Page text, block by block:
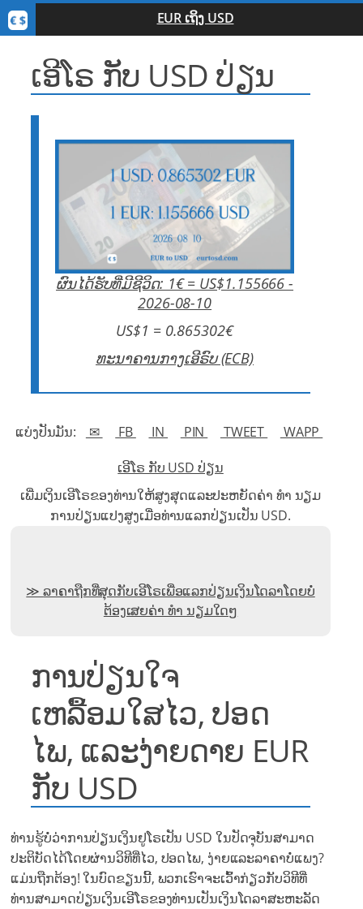
EUR ເຖິງ USD
ເອີໂຣ ກັບ USD ປ່ຽນ
ຜົນໄດ້ຮັບທີ່ມີຊີວິດ: 1€ = US$1.155666 -
2026-08-10
US$1 = 0.865302€
ທະນາຄານກາງເອີຣົບ (ECB)
ແບ່ງປັນມັນ: ✉ FB IN PIN TWEET
WAPP
ເອີໂຣ ກັບ USD ປ່ຽນ
ເພີ່ມເງິນເອີໂຣຂອງທ່ານໃຫ້ສູງສຸດແລະປະຫຍັດຄ່າ ທຳ ນຽມ
ການປ່ຽນແປງສູງເມື່ອທ່ານແລກປ່ຽນເປັນ USD.
ລາຄາຖືກທີ່ສຸດກັບເອີໂຣເພື່ອແລກປ່ຽນເງິນໂດລາໂດຍບໍ່
ຕ້ອງເສຍຄ່າ ທຳ ນຽມໃດໆ
ການປ່ຽນໃຈ
ເຫລື້ອມໃສໄວ, ປອດ
ໄພ, ແລະງ່າຍດາຍ EUR
ກັບ USD
ທ່ານຮູ້ບໍ່ວ່າການປ່ຽນເງິນຢູໂຣເປັນ USD ໃນປັດຈຸບັນສາມາດ
ປະຕິບັດໄດ້ໂດຍຜ່ານວິທີທີ່ໄວ, ປອດໄພ, ງ່າຍແລະລາຄາບໍ່ແພງ?
ແມ່ນ​ຖືກ​ຕ້ອງ! ໃນບົດຂຽນນີ້, ພວກເຮົາຈະເວົ້າກ່ຽວກັບວິທີທີ່
ທ່ານສາມາດປ່ຽນເງິນເອີໂຣຂອງທ່ານເປັນເງິນໂດລາສະຫະລັດ